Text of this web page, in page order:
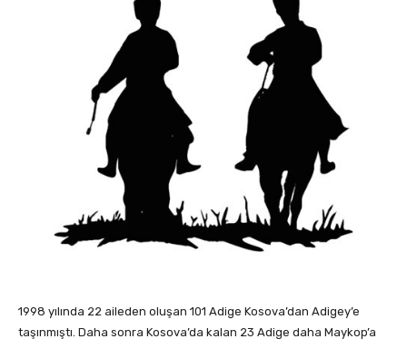
1998 yılında 22 aileden oluşan 101 Adige Kosova’dan Adigey’e
taşınmıştı. Daha sonra Kosova’da kalan 23 Adige daha Maykop’a